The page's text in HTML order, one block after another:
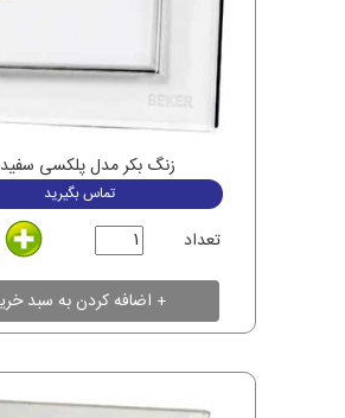
زنگ بکر مدل پلکسی سفید
تماس بگیرید
تعداد